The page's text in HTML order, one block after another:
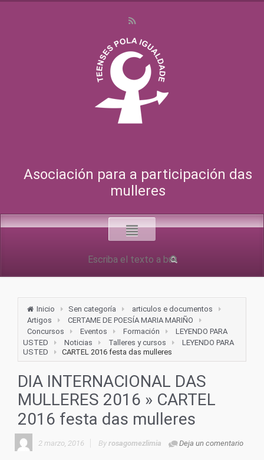
Asociación para a participación das
mulleres
Inicio Sen categoría
articulos e documentos
Artigos
CERTAME DE POESÍA MARIA MARIÑO
Concursos
Eventos Formación
LEYENDO PARA
USTED
Noticias Talleres y cursos
LEYENDO PARA
USTED
CARTEL 2016 festa das mulleres
DIA INTERNACIONAL DAS
MULLERES 2016 » CARTEL
2016 festa das mulleres
2 marzo, 2016 Deja un comentario
By rosagomezlimia